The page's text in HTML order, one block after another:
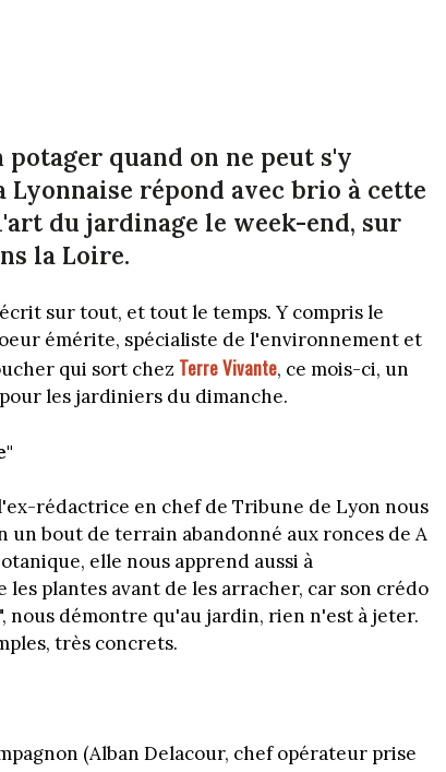
quand on ne peut s'y
Lyonnaise répond avec brio à cette
du jardinage le week-end, sur
la Loire.
sur tout, et tout le temps. Y compris le
émérite, spécialiste de l'environnement et
qui sort chez Terre Vivante, ce mois-ci, un
les jardiniers du dimanche.
rédactrice en chef de Tribune de Lyon nous
bout de terrain abandonné aux ronces de A
elle nous apprend aussi à
plantes avant de les arracher, car son crédo
nous démontre qu'au jardin, rien n'est à jeter.
très concrets.
(Alban Delacour, chef opérateur prise